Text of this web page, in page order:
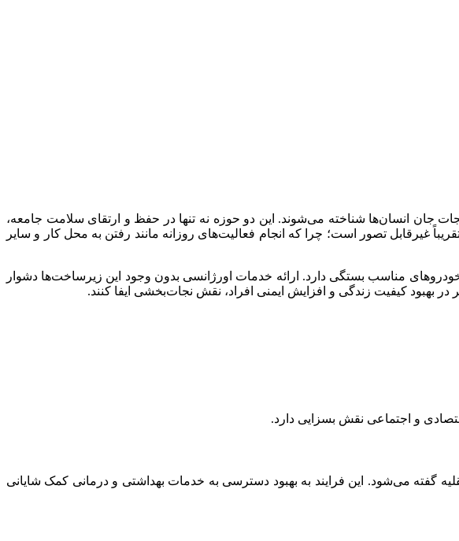
جان انسان‌ها شناخته می‌شوند. این دو حوزه نه تنها در حفظ و ارتقای سلامت جامعه،
غیرقابل تصور است؛ چرا که انجام فعالیت‌های روزانه مانند رفتن به محل کار و سایر
مناسب بستگی دارد. ارائه خدمات اورژانسی بدون وجود این زیرساخت‌ها دشوار
بهبود کیفیت زندگی و افزایش ایمنی افراد، نقش نجات‌بخشی ایفا کنند.
و اجتماعی نقش بسزایی دارد.
نقلیه گفته می‌شود. این فرایند به بهبود دسترسی به خدمات بهداشتی و درمانی کمک شایانی